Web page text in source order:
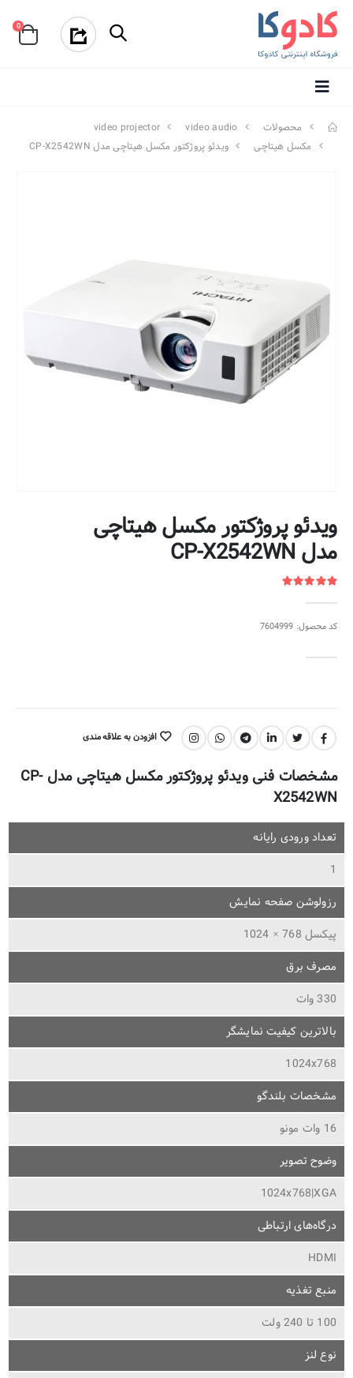
0
محصولات video audio
video projector
مکسل هیتاچی
ویدئو پروژکتور مکسل هیتاچی مدل CP-X2542WN
ویدئو پروژکتور مکسل هیتاچی
مدل CP-X2542WN
کد محصول: 7604999
اشتراک گذاری: افزودن به علاقه مندی
مشخصات فنی ویدئو پروژکتور مکسل هیتاچی مدل CP-
X2542WN
تعداد ورودی رایانه
1
رزولوشن صفحه نمایش
پیکسل 768 × 1024
مصرف برق
330 وات
بالاترین کیفیت نمایشگر
1024x768
مشخصات بلندگو
16 وات مونو
وضوح تصویر
1024x768|XGA
درگاه‌های ارتباطی
HDMI
منبع تغذیه
100 تا 240 ولت
نوع لنز